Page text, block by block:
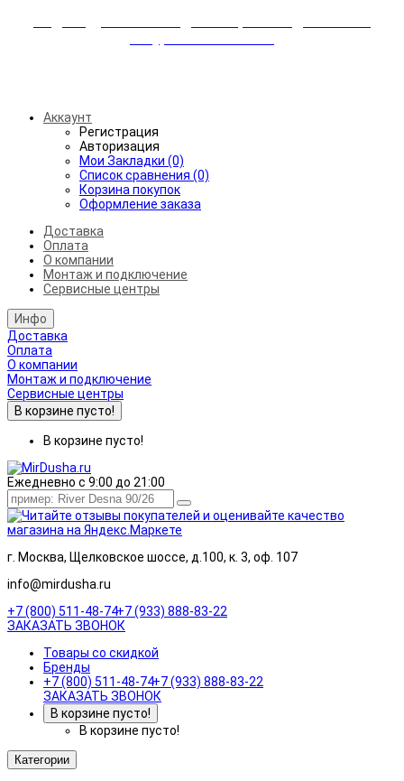
Аккаунт
Регистрация
Авторизация
Мои Закладки (0)
Список сравнения (0)
Корзина покупок
Оформление заказа
Доставка
Оплата
О компании
Монтаж и подключение
Сервисные центры
Инфо
Доставка
Оплата
О компании
Монтаж и подключение
Сервисные центры
В корзине пусто!
В корзине пусто!
Ежедневно с 9:00 до 21:00
г. Москва, Щелковское шоссе, д.100, к. 3, оф. 107
info@mirdusha.ru
+7 (800) 511-48-74+7 (933) 888-83-22
ЗАКАЗАТЬ ЗВОНОК
Товары со скидкой
Бренды
+7 (800) 511-48-74+7 (933) 888-83-22
ЗАКАЗАТЬ ЗВОНОК
В корзине пусто!
В корзине пусто!
Категории